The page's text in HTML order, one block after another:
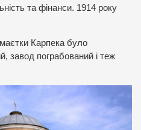
та фінанси. 1914 року
Карпека було
завод пограбований і теж